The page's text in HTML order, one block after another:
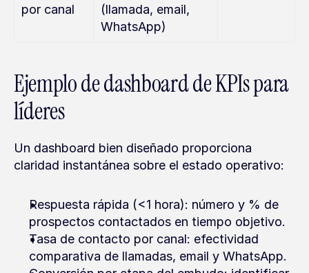
por canal
(llamada, email,
WhatsApp)
Ejemplo de dashboard de KPIs para
líderes
Un dashboard bien diseñado proporciona
claridad instantánea sobre el estado operativo:
Respuesta rápida (<1 hora): número y % de
prospectos contactados en tiempo objetivo.
Tasa de contacto por canal: efectividad
comparativa de llamadas, email y WhatsApp.